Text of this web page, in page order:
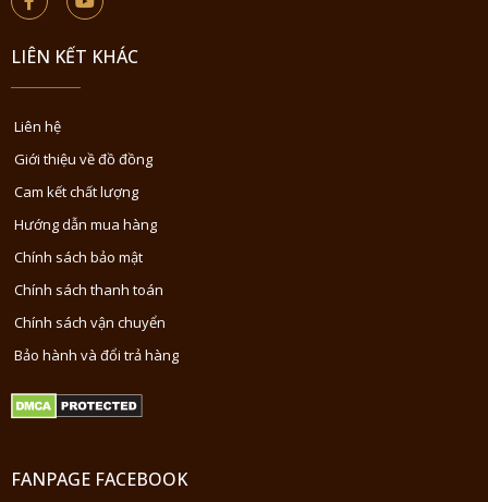
LIÊN KẾT KHÁC
Liên hệ
Giới thiệu về đồ đồng
Cam kết chất lượng
Hướng dẫn mua hàng
Chính sách bảo mật
Chính sách thanh toán
Chính sách vận chuyển
Bảo hành và đổi trả hàng
FANPAGE FACEBOOK